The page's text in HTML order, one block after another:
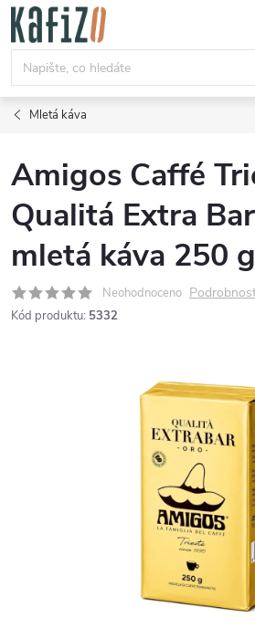
Přejít
obsah
Mletá káva
Amigos Caffé
Qualitá Extra
mletá káva 250 g
Neohodnoceno
Kód produktu: 5332